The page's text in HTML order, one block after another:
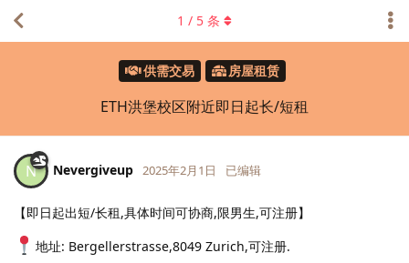
供需交易 房屋租赁
ETH洪堡校区附近即日起长/短租
1 / 5 条
N Nevergiveup 2025年2月1日 已编辑
【即日起出短/长租,具体时间可协商,限男生,可注册】
地址: Bergellerstrasse,8049 Zurich,可注册.